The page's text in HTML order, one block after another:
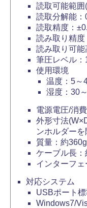
読取可能範
読取分解能：
読取精度：
読み取り精
読み取り可
筆圧レベル
使用環境
温度：5～
湿度：30
電源電圧/消
外形寸法
ンホルダーを
質量：約
ケーブル長：
インターフ
対応システム
USBポート
Windows7/